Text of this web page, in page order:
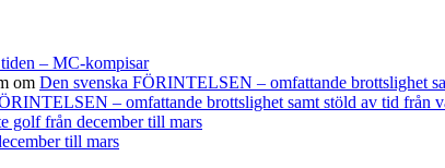
– MC-kompisar
om Den svenska FÖRINTELSEN – omfattande brottslighet
– omfattande brottslighet samt stöld av tid från
golf från december till mars
till mars